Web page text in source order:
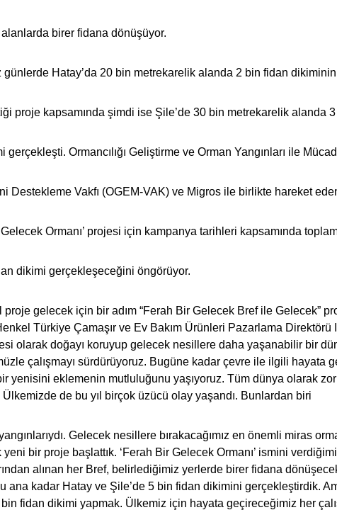
birer fidana dönüşüyor.
günlerde Hatay’da 20 bin metrekarelik alanda 2 bin fidan dikiminin
proje kapsamında şimdi ise Şile’de 30 bin metrekarelik alanda
gerçekleşti. Ormancılığı Geliştirme ve Orman Yangınları ile
Destekleme Vakfı (OGEM-VAK) ve Migros ile birlikte hareket
Ormanı’ projesi için kampanya tarihleri kapsamında
dikimi gerçekleşeceğini öngörüyor.
proje gelecek için bir adım “Ferah Bir Gelecek Bref ile Gelecek”
Türkiye Çamaşır ve Ev Bakım Ürünleri Pazarlama Direktörü
olarak doğayı koruyup gelecek nesillere daha yaşanabilir bir
çalışmayı sürdürüyoruz. Bugüne kadar çevre ile ilgili hayata
yenisini eklemenin mutluluğunu yaşıyoruz. Tüm dünya olarak
de bu yıl birçok üzücü olay yaşandı. Bunlardan biri
Gelecek nesillere bırakacağımız en önemli miras
bir proje başlattık. ‘Ferah Bir Gelecek Ormanı’ ismini
alınan her Bref, belirlediğimiz yerlerde birer fidana
ana kadar Hatay ve Şile’de 5 bin fidan dikimini gerçekleştirdik.
fidan dikimi yapmak. Ülkemiz için hayata geçireceğimiz her